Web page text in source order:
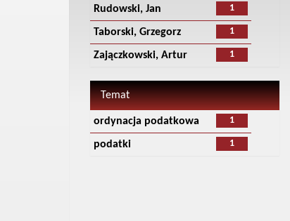
1
Rudowski, Jan
1
Taborski, Grzegorz
1
Zajączkowski, Artur
Temat
1
ordynacja podatkowa
1
podatki